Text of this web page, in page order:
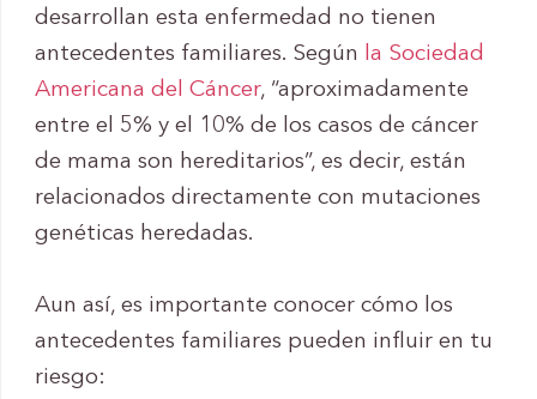
desarrollan esta enfermedad no tienen
antecedentes familiares. Según la Sociedad
Americana del Cáncer, “aproximadamente
entre el 5% y el 10% de los casos de cáncer
de mama son hereditarios”, es decir, están
relacionados directamente con mutaciones
genéticas heredadas.
Aun así, es importante conocer cómo los
antecedentes familiares pueden influir en tu
riesgo: